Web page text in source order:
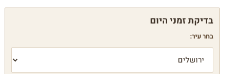
בחר עיר: